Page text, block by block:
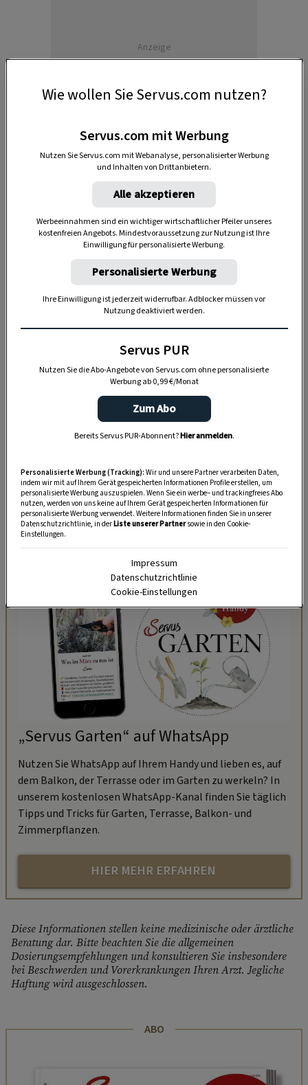
Anzeige
Das braucht’s:
Apfelessig
Avocado
etwasWasser
So wird’s gemacht:
Die Avocado mit einer Gabel zerdrücken und mit
den restlichen Zutaten gut verrühren. Den Brei
auf das Gesicht auftragen und15 Minuten
Hopfen und seinerantibakteriellen Wirkung
klärt die Maske die Haut ganz natürlich.
Anschließend mit warmem Wasser abspülen.
„Servus Garten“ auf WhatsApp
Nutzen Sie WhatsApp auf Ihrem Handy und lieben es, auf
dem Balkon, der Terrasse oder im Garten zu werkeln? In
unserem kostenlosen WhatsApp-Kanal finden Sie täglich
Tipps und Tricks für Garten, Terrasse, Balkon- und
Zimmerpflanzen.
HIER MEHR ERFAHREN
Diese Informationen stellen keine medizinische oder ärztliche
Beratung dar. Bitte beachten Sie die allgemeinen
Dosierungsempfehlungen und konsultieren Sie insbesondere
bei Beschwerden und Vorerkrankungen Ihren Arzt. Jegliche
Haftung wird ausgeschlossen.
ABO
Wie wollen Sie Servus.com nutzen?
Servus.com mit Werbung
Nutzen Sie Servus.com mit Webanalyse, personalisierter Werbung
und Inhalten von Drittanbietern.
Alle akzeptieren
Werbeeinnahmen sind ein wichtiger wirtschaftlicher Pfeiler unseres
kostenfreien Angebots. Mindestvoraussetzung zur Nutzung ist Ihre
Einwilligung für personalisierte Werbung.
Personalisierte Werbung
Ihre Einwilligung ist jederzeit widerrufbar. Adblocker müssen vor
Nutzung deaktiviert werden.
Servus PUR
Nutzen Sie die Abo-Angebote von Servus.com ohne personalisierte
Werbung ab 0,99 €/Monat
Zum Abo
Bereits Servus PUR-Abonnent?Hier anmelden.
Personalisierte Werbung (Tracking): Wir und unsere Partner verarbeiten Daten,
indem wir mit auf Ihrem Gerät gespeicherten Informationen Profile erstellen, um
personalisierte Werbung auszuspielen. Wenn Sie ein werbe– und trackingfreies Abo
nutzen, werden von uns keine auf Ihrem Gerät gespeicherten Informationen für
personalisierte Werbung verwendet. Weitere Informationen finden Sie in unserer
Datenschutzrichtlinie, in derListe unserer Partnersowie in den Cookie-
Einstellungen.
Impressum
Datenschutzrichtlinie
Cookie-Einstellungen